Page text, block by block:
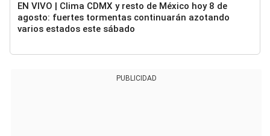
EN VIVO | Clima CDMX y resto de México hoy 8 de
agosto: fuertes tormentas continuarán azotando
varios estados este sábado
PUBLICIDAD